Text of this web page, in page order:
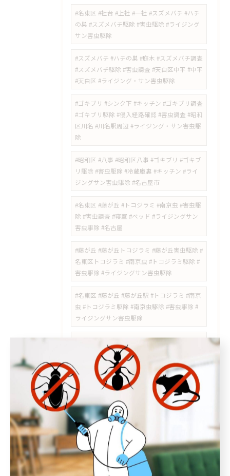
#名東区 #社台 #上社 #一社 #スズメバチ #ハチ
の巣 #スズメバチ駆除 #害虫駆除 #ライジング
サン害虫駆除
#スズメバチ #ハチの巣 #庭木 #スズメバチ調査
#スズメバチ駆除 #害虫調査 #天白区中平 #中平
#天白区 #ライジング・サン害虫駆除
#ゴキブリ #シンク下 #キッチン #ゴキブリ調査
#ゴキブリ駆除 #侵入経路確認 #害虫調査 #昭和
区川名 #川名駅周辺 #ライジング・サン害虫駆
除
#昭和区 #八事 #昭和区八事 #ゴキブリ #ゴキブ
リ駆除 #害虫駆除 #冷蔵庫裏 #キッチン #ライ
ジングサン害虫駆除 #名古屋市
#名東区 #藤が丘 #トコジラミ #南京虫 #害虫駆
除 #害虫調査 #寝室 #ベッド #ライジングサン
害虫駆除 #名古屋
#藤が丘 #藤が丘トコジラミ #藤が丘害虫駆除 #
名東区トコジラミ #南京虫 #トコジラミ駆除 #
害虫駆除 #ライジングサン害虫駆除
#名東区 #藤が丘 #藤が丘駅 #トコジラミ #南京
虫 #トコジラミ駆除 #南京虫駆除 #害虫駆除 #
ライジングサン害虫駆除
#高針台 #ゴキブリ駆除 #名東区害虫駆除 #高針
#極楽 #牧の原 #チャバネゴキブリ #ゴキブリ対
策 #ライジングサン害虫駆除
#日進市スズメバチ #岩藤町 #スズメバチ駆除 #
日進市害虫駆除 #スズメバチの巣 #岩崎町 #五
色園 #日進駅周辺 #ハチの巣駆除 #愛知県スズ
メバチ
#瑞穂区 #中山町 #瑞穂通 #佐渡町 #桜山 #桜山
駅 #瑞穂区スズメバチ #瑞穂区スズメバチ駆除
#中山町スズメバチ #瑞穂通スズメバチ #桜山